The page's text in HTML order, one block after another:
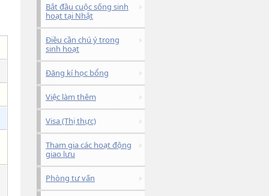
Bắt đầu cuộc sống sinh
hoạt tại Nhật
Điều cần chú ý trong
sinh hoạt
Đăng kí học bổng
Việc làm thêm
Visa (Thị thực)
Tham gia các hoạt động
giao lưu
Phòng tư vấn